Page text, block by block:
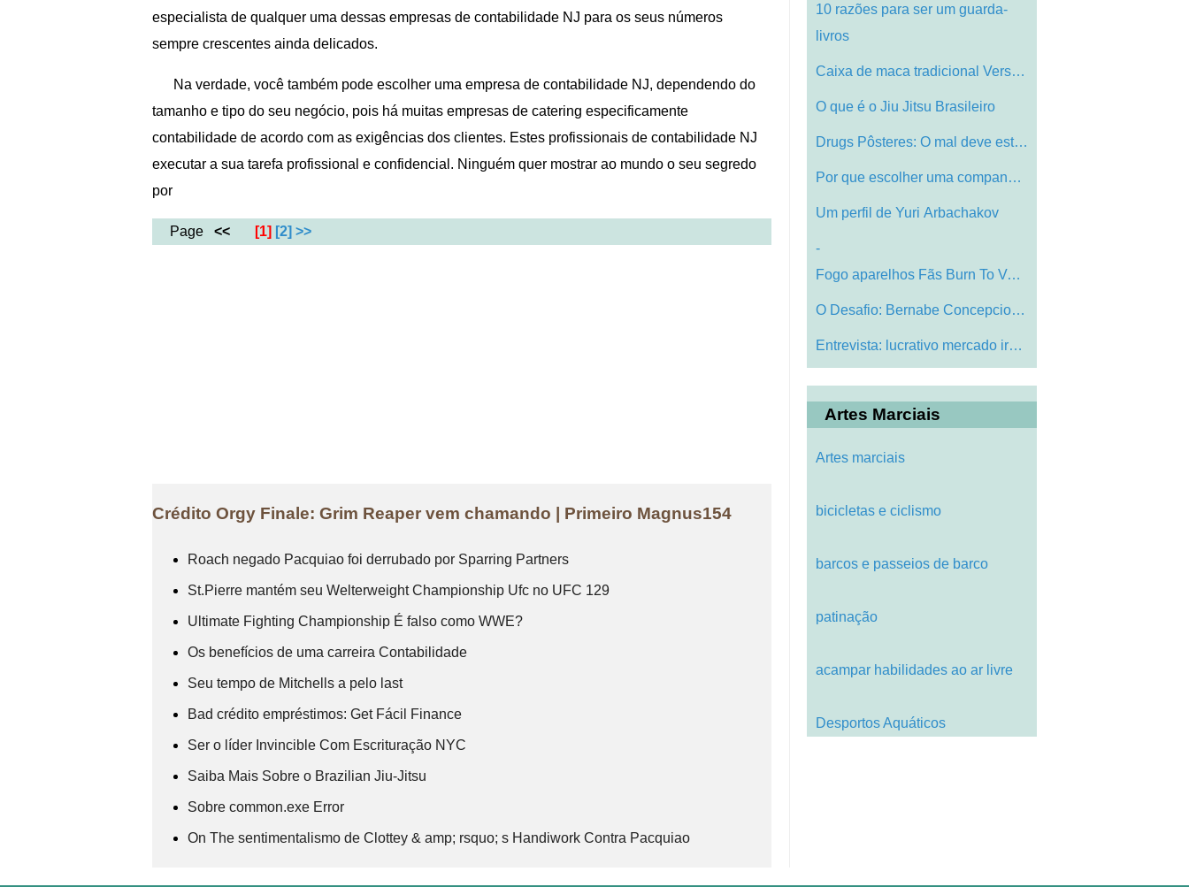
especialista de qualquer uma dessas empresas de contabilidade NJ para os seus números
sempre crescentes ainda delicados.
Na verdade, você também pode escolher uma empresa de contabilidade NJ, dependendo do
tamanho e tipo do seu negócio, pois há muitas empresas de catering especificamente
contabilidade de acordo com as exigências dos clientes. Estes profissionais de contabilidade NJ
executar a sua tarefa profissional e confidencial. Ninguém quer mostrar ao mundo o seu segredo
por
Page << [1] [2] >>
Crédito Orgy Finale: Grim Reaper vem chamando | Primeiro Magnus154
Roach negado Pacquiao foi derrubado por Sparring Partners
St.Pierre mantém seu Welterweight Championship Ufc no UFC 129
Ultimate Fighting Championship É falso como WWE?
Os benefícios de uma carreira Contabilidade
Seu tempo de Mitchells a pelo last
Bad crédito empréstimos: Get Fácil Finance
Ser o líder Invincible Com Escrituração NYC
Saiba Mais Sobre o Brazilian Jiu-Jitsu
Sobre common.exe Error
On The sentimentalismo de Clottey & amp; rsquo; s Handiwork Contra Pacquiao
10 razões para ser um guarda-
livros
Caixa de maca tradicional Versus Cat Gen…
O que é o Jiu Jitsu Brasileiro
Drugs Pôsteres: O mal deve estar Stoppe…
Por que escolher uma companhia médica d…
Um perfil de Yuri Arbachakov
-
Fogo aparelhos Fãs Burn To Veja Muster…
O Desafio: Bernabe Concepcion Rarin & am…
Entrevista: lucrativo mercado iraquiano …
Artes Marciais
Artes marciais
bicicletas e ciclismo
barcos e passeios de barco
patinação
acampar habilidades ao ar livre
Desportos Aquáticos